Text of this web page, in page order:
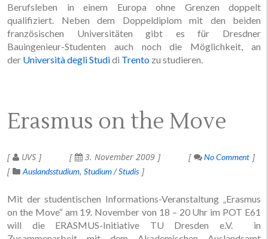
Berufsleben in einem Europa ohne Grenzen doppelt
qualifiziert. Neben dem Doppeldiplom mit den beiden
französischen Universitäten gibt es für Dresdner
Bauingenieur-Studenten auch noch die Möglichkeit, an
der Università degli Studidi Trento zu studieren.
Erasmus on the Move
UVS 3. November 2009
No Comment
Auslandsstudium Studium / Studis
Mit der studentischen Informations-Veranstaltung „Erasmus
on the Move“ am 19. November von 18 – 20 Uhr im POT E61
will die ERASMUS-Initiative TU Dresden e.V. in